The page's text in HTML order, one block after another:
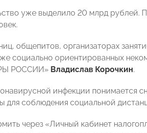
уже выделило 20 млрд рублей.
общепитов, организаторах
социально ориентированных
РОССИИ» Владислав Корочкин.
инфекции понимается
для соблюдения социальной
через «Личный кабинет